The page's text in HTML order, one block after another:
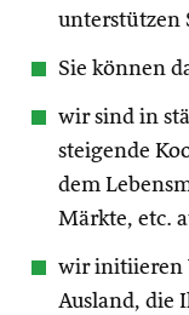
unterstützen
Sie können
wir sind in
steigende
dem
Märkte, etc.
wir initiieren
Ausland, die